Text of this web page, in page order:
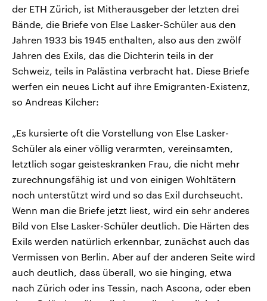
der ETH Zürich, ist Mitherausgeber der letzten drei
Bände, die Briefe von Else Lasker-Schüler aus den
Jahren 1933 bis 1945 enthalten, also aus den zwölf
Jahren des Exils, das die Dichterin teils in der
Schweiz, teils in Palästina verbracht hat. Diese Briefe
werfen ein neues Licht auf ihre Emigranten-Existenz,
so Andreas Kilcher:
„Es kursierte oft die Vorstellung von Else Lasker-
Schüler als einer völlig verarmten, vereinsamten,
letztlich sogar geisteskranken Frau, die nicht mehr
zurechnungsfähig ist und von einigen Wohltätern
noch unterstützt wird und so das Exil durchseucht.
Wenn man die Briefe jetzt liest, wird ein sehr anderes
Bild von Else Lasker-Schüler deutlich. Die Härten des
Exils werden natürlich erkennbar, zunächst auch das
Vermissen von Berlin. Aber auf der anderen Seite wird
auch deutlich, dass überall, wo sie hinging, etwa
nach Zürich oder ins Tessin, nach Ascona, oder eben